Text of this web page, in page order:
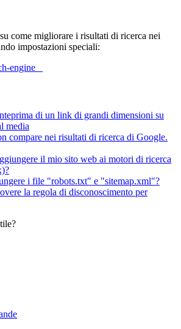
come migliorare i risultati di ricerca nei
impostazioni speciali:
engine
di un link di grandi dimensioni su
media
compare nei risultati di ricerca di Google.
il mio sito web ai motori di ricerca
i file "robots.txt" e "sitemap.xml"?
la regola di disconoscimento per